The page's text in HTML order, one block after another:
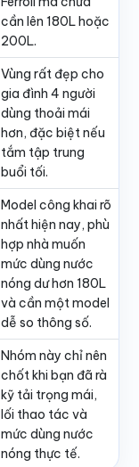
cần lên 180L hoặc
200L.
Vùng rất đẹp cho
gia đình 4 người
dùng thoải mái
hơn, đặc biệt nếu
tắm tập trung
buổi tối.
Model công khai rõ
nhất hiện nay, phù
hợp nhà muốn
mức dùng nước
nóng dư hơn 180L
và cần một model
dễ so thông số.
Nhóm này chỉ nên
chốt khi bạn đã rà
kỹ tải trọng mái,
lối thao tác và
mức dùng nước
nóng thực tế.